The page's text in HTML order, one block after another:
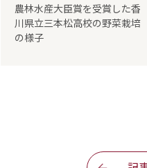
農林水産大臣賞を受賞した香
川県立三本松高校の野菜栽培
の様子